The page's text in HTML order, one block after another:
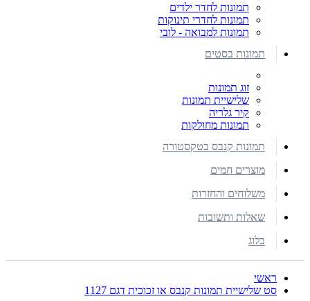
תמונות לחדר ילדים
תמונות לחדרי תינוקות
תמונות למבואה - לובי
תמונות בסטים
זוג תמונות
שלישיית תמונות
קיר גלריה
תמונות מחולקות
תמונות קנבס בטקסטורה
מוצרים חמים
משלוחים והחזרות
שאלות ותשובות
בלוג
ראשי
סט שלישיית תמונות קנבס או זכוכית דגם 1127